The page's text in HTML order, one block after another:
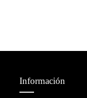
Información